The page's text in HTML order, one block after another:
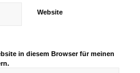
Website
in diesem Browser für meinen